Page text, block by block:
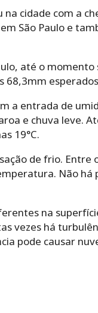
cidade com a
São Paulo e
até o
68,3mm
a entrada de
e chuva leve.
19°C.
de frio. Entre
Não há
na
vezes há
pode causar